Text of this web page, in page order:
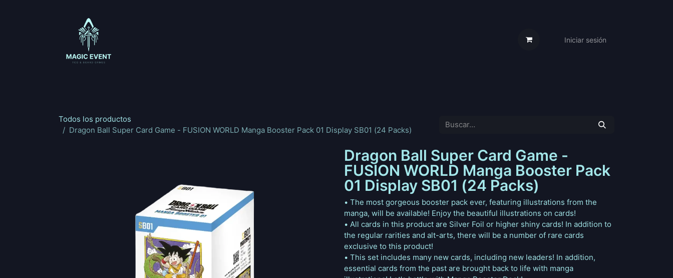
Iniciar sesión
Todos los productos
Dragon Ball Super Card Game - FUSION WORLD Manga Booster Pack 01 Display SB01 (24 Packs)
Dragon Ball Super Card Game -
FUSION WORLD Manga Booster Pack
01 Display SB01 (24 Packs)
• The most gorgeous booster pack ever, featuring illustrations from the
manga, will be available! Enjoy the beautiful illustrations on cards!
• All cards in this product are Silver Foil or higher shiny cards! In addition to
the regular rarities and alt-arts, there will be a number of rare cards
exclusive to this product!
• This set includes many new cards, including new leaders! In addition,
essential cards from the past are brought back to life with manga